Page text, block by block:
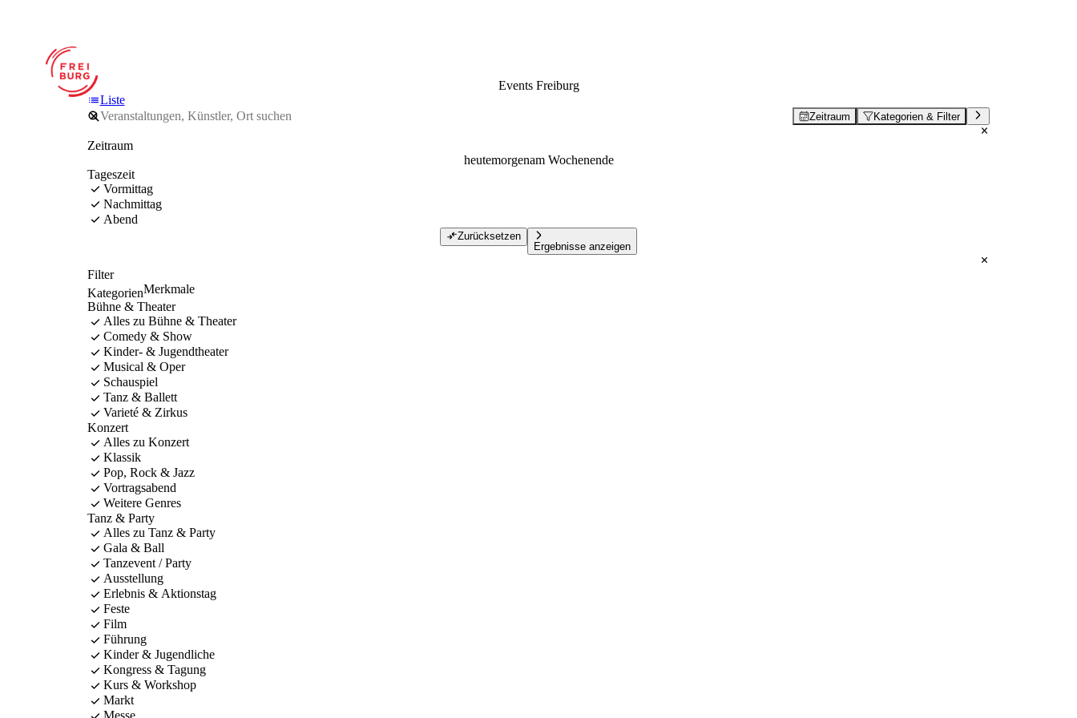
Events Freiburg
Liste
Zeitraum Kategorien & Filter
Zeitraum
heutemorgenam Wochenende
Tageszeit
Vormittag
Nachmittag
Abend
Zurücksetzen
Ergebnisse anzeigen
Filter
KategorienMerkmale
Bühne & Theater
Alles zu Bühne & Theater
Comedy & Show
Kinder- & Jugendtheater
Musical & Oper
Schauspiel
Tanz & Ballett
Varieté & Zirkus
Konzert
Alles zu Konzert
Klassik
Pop, Rock & Jazz
Vortragsabend
Weitere Genres
Tanz & Party
Alles zu Tanz & Party
Gala & Ball
Tanzevent / Party
Ausstellung
Erlebnis & Aktionstag
Feste
Film
Führung
Kinder & Jugendliche
Kongress & Tagung
Kurs & Workshop
Markt